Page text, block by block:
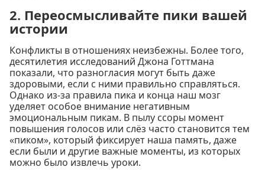
2. Переосмысливайте пики вашей
истории
Конфликты в отношениях неизбежны. Более того,
десятилетия исследований Джона Готтмана
показали, что разногласия могут быть даже
здоровыми, если с ними правильно справляться.
Однако из-за правила пика и конца наш мозг
уделяет особое внимание негативным
эмоциональным пикам. В пылу ссоры момент
повышения голосов или слёз часто становится тем
«пиком», который фиксирует наша память, даже
если были и другие важные моменты, из которых
можно было извлечь уроки.